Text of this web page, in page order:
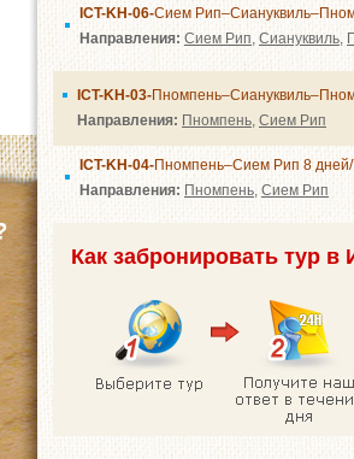
ICT-KH-06-Сием
Направления: Сием Рип, Сиануквиль,
ICT-KH-03-
Направления: Пномпень, Сием Рип
ICT-KH-04-Пномпень–Сием Рип 8 дней/
Направления: Пномпень,Сием Рип
Как забронировать тур в